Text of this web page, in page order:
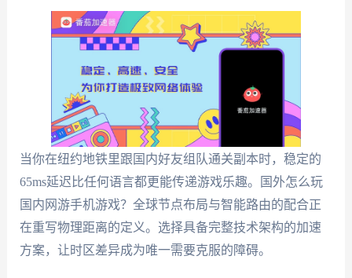
当你在纽约地铁里跟国内好友组队通关副本时，稳定的
65ms延迟比任何语言都更能传递游戏乐趣。国外怎么玩
国内网游手机游戏？全球节点布局与智能路由的配合正
在重写物理距离的定义。选择具备完整技术架构的加速
方案，让时区差异成为唯一需要克服的障碍。